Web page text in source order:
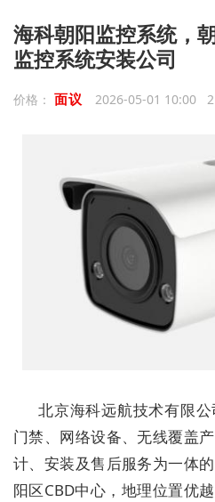
海科朝阳监控系统，
监控系统安装公司
价格： 面议 2026-05-01 10:00
北京海科远航技术有限公
门禁、网络设备、无线覆盖
计、安装及售后服务为一体
阳区CBD中心，地理位置优